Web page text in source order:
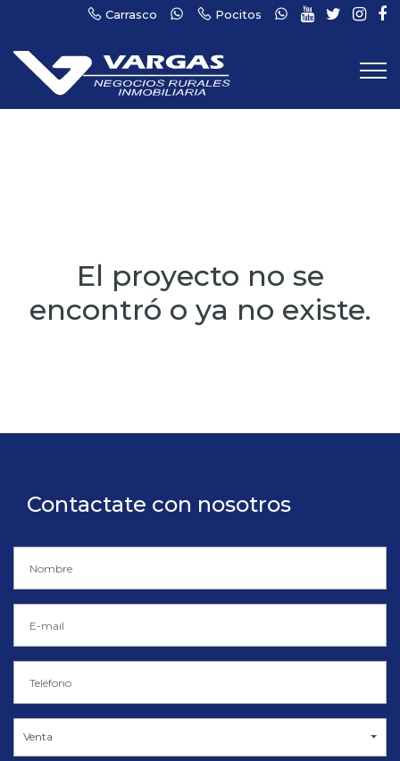
Carrasco Pocitos
El proyecto no se
encontró o ya no existe.
Contactate con nosotros
Venta